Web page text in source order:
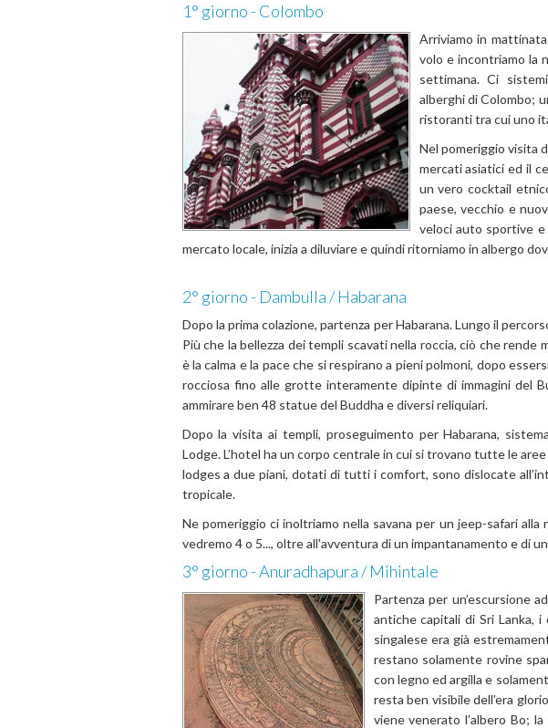
1° giorno - Colombo
Arriviamo in
volo e incontriamo la
settimana. Ci
alberghi di Colombo;
ristoranti tra cui uno
Nel pomeriggio visita
mercati asiatici ed il
un vero cocktail
paese, vecchio e
veloci auto sportive
mercato locale, inizia a diluviare e quindi ritorniamo in albergo
2° giorno - Dambulla / Habarana
Dopo la prima colazione, partenza per Habarana. Lungo il
Più che la bellezza dei templi scavati nella roccia, ciò che rende
è la calma e la pace che si respirano a pieni polmoni, dopo
rocciosa fino alle grotte interamente dipinte di immagini del
ammirare ben 48 statue del Buddha e diversi reliquiari.
Dopo la visita ai templi, proseguimento per Habarana,
Lodge. L’hotel ha un corpo centrale in cui si trovano tutte le
lodges a due piani, dotati di tutti i comfort, sono dislocate
tropicale.
Ne pomeriggio ci inoltriamo nella savana per un jeep-safari
vedremo 4 o 5..., oltre all'avventura di un impantanamento e di
3° giorno - Anuradhapura / Mihintale
Partenza per un’escursione
antiche capitali di Sri Lanka,
singalese era già
restano solamente rovine
con legno ed argilla e
resta ben visibile dell’era
viene venerato l’albero Bo;